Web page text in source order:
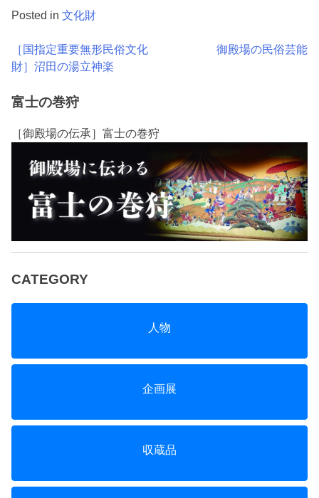
Posted in 文化財
投
稿
ナ
ビ
ン
［国指定重要無形民俗文化
財］沼田の湯立神楽
御殿場の民俗芸能
富士の巻狩
［御殿場の伝承］富士の巻狩
CATEGORY
人物
企画展
収蔵品